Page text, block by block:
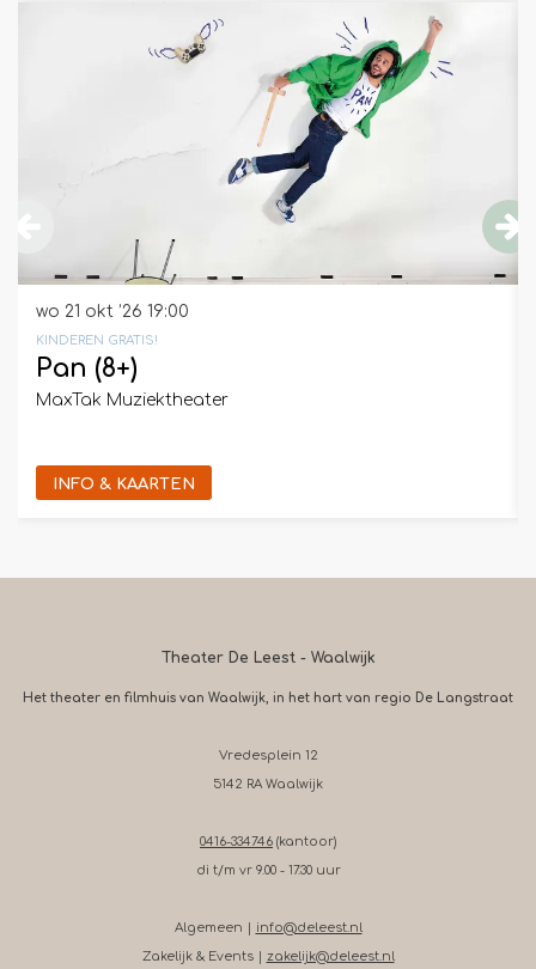
Pan (8+)
MaxTak Muziektheater
KINDEREN GRATIS!
wo 21 okt ’26 19:00
INFO & KAARTEN
Theater De Leest - Waalwijk
Het theater en filmhuis van Waalwijk, in het hart van regio De Langstraat
Vredesplein 12
5142 RA Waalwijk
0416-334746 (kantoor)
di t/m vr 9.00 - 17.30 uur
Algemeen | info@deleest.nl
Zakelijk & Events | zakelijk@deleest.nl